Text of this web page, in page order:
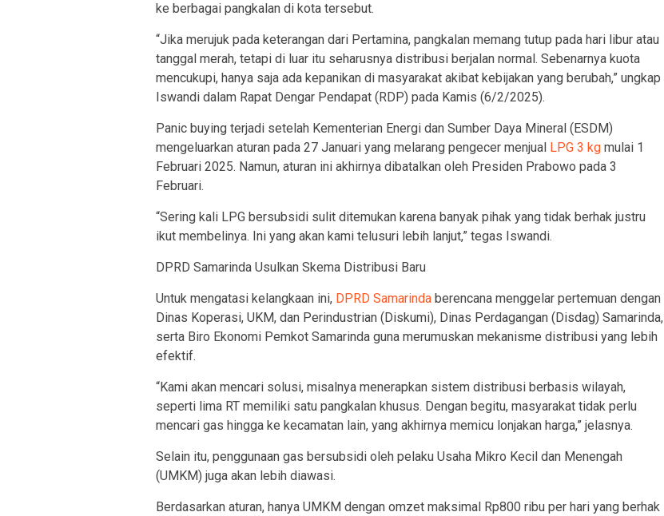
ke berbagai pangkalan di kota tersebut.
“Jika merujuk pada keterangan dari Pertamina, pangkalan memang tutup pada hari libur atau
tanggal merah, tetapi di luar itu seharusnya distribusi berjalan normal. Sebenarnya kuota
mencukupi, hanya saja ada kepanikan di masyarakat akibat kebijakan yang berubah,” ungkap
Iswandi dalam Rapat Dengar Pendapat (RDP) pada Kamis (6/2/2025).
Panic buying terjadi setelah Kementerian Energi dan Sumber Daya Mineral (ESDM)
mengeluarkan aturan pada 27 Januari yang melarang pengecer menjual LPG 3 kg mulai 1
Februari 2025. Namun, aturan ini akhirnya dibatalkan oleh Presiden Prabowo pada 3
Februari.
“Sering kali LPG bersubsidi sulit ditemukan karena banyak pihak yang tidak berhak justru
ikut membelinya. Ini yang akan kami telusuri lebih lanjut,” tegas Iswandi.
DPRD Samarinda Usulkan Skema Distribusi Baru
Untuk mengatasi kelangkaan ini, DPRD Samarinda berencana menggelar pertemuan dengan
Dinas Koperasi, UKM, dan Perindustrian (Diskumi), Dinas Perdagangan (Disdag) Samarinda,
serta Biro Ekonomi Pemkot Samarinda guna merumuskan mekanisme distribusi yang lebih
efektif.
“Kami akan mencari solusi, misalnya menerapkan sistem distribusi berbasis wilayah,
seperti lima RT memiliki satu pangkalan khusus. Dengan begitu, masyarakat tidak perlu
mencari gas hingga ke kecamatan lain, yang akhirnya memicu lonjakan harga,” jelasnya.
Selain itu, penggunaan gas bersubsidi oleh pelaku Usaha Mikro Kecil dan Menengah
(UMKM) juga akan lebih diawasi.
Berdasarkan aturan, hanya UMKM dengan omzet maksimal Rp800 ribu per hari yang berhak